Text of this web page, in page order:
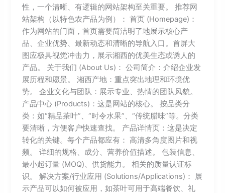
性，一个清晰、有逻辑的网站架构至关重要。 推荐网
站架构（以特色农产品为例）： 首页 (Homepage)：
作为网站的门面，首页需要简洁明了地展示核心产
品、企业优势、最新动态和清晰的导航入口。首屏大
图应极具视觉冲击力，展示湘西的优美生态或诱人的
产品。 关于我们 (About Us)： 公司简介：介绍企业发
展历程和愿景。 湘西产地：重点突出地理和环境优
势。 企业文化与团队：展示专业、热情的团队风貌。
产品中心 (Products)：这是网站的核心。 按品类分
类：如“精品茶叶”、“时令水果”、“传统腊味”等。分类
要清晰，方便客户快速查找。 产品详情页：这是决定
转化的关键。每个产品都应有： 高清多角度图片和视
频。 详细的规格、成分、营养价值描述。 包装信息、
最小起订量 (MOQ)、供货能力。 相关的质量认证标
识。 解决方案/行业应用 (Solutions/Applications)： 展
示产品可以如何被应用，如茶叶可用于高端餐饮、礼